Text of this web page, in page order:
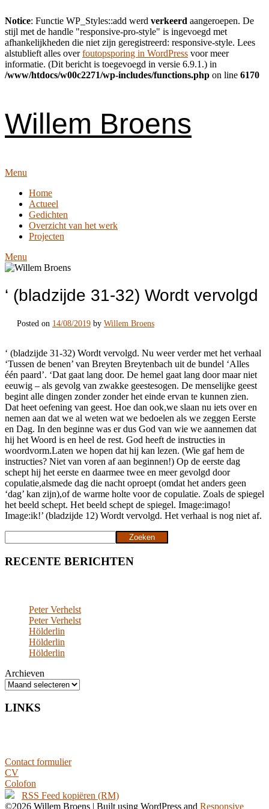
Notice: Functie WP_Styles::add werd verkeerd aangeroepen. De
stijl met de handle "responsive-pro-style" is ingevoegd met
afhankelijkheden die niet zijn geregistreerd: responsive-style. Lees
alstublieft alles overfoutopsporing in WordPress voor meer
informatie. (Dit bericht is toegevoegd in versie 6.9.1.) in
/www/htdocs/w00c2271/wp-includes/functions.php on line 6170
Willem Broens
Menu
Home
Actueel
Gedichten
Overzicht van het werk
Projecten
Menu
‘ (bladzijde 31-32) Wordt vervolgd
Posted on 14/08/2019 by Willem Broens
‘ (bladzijde 31-32) Wordt vervolgd. Nu weer verder met het verhaal
‘Tussen de benen’ van Breyten Breytenbach uit de bundel ‘Alles
één paard’. ‘Dat gaat lang door. De hemel gaat lang door maar niet
eeuwig – als gevolg van zwakke geestesogen. De menselijke geest
begint alle dingen zonder zonder het einde ervan te kunnen zien.
Dat heet oefening van geest. Hoe dan ook,we slaan nu iets over en
nemen aan dat we al weten wat we bedoelen als we zeggen Eerste
en Dag. In den beginne was er dus God van wie we aannemen dat
hij het Woord is en heel de rest. God heeft de instructies in
woordvorm.Laten we hopen dat hij kan lezen. (Wie gaf hem de
instructies? Niet van voren af aan beginnen!) Op de eerste dag
schept hij het eerste en daarmee twee en meer gevolgd door
copulatie,alsmede dag die nacht oproept (omdat het anders geen
‘dag’ kan zijn),of de warme holte voor de copulatie. Zoals de spiegel
het beeld schept. Het beeld schept de spiegel. Image:imago!
Image:ik!’ (bladzijde 12) Wordt vervolgd. Het verhaal is nog niet af.
Zoeken
RECENTE BERICHTEN
Peter Verhelst
Peter Verhelst
Hölderlin
Hölderlin
Hölderlin
Archieven
LINKS
Contact formulier
CV
Colofon
RSS Feed kopiëren (RM)
©2026 Willem Broens | Built using WordPress and Responsive